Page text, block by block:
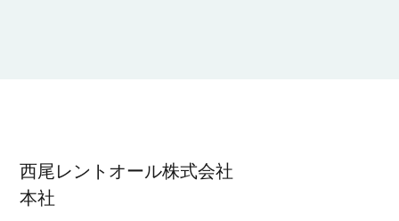
西尾レントオール株式会社
本社